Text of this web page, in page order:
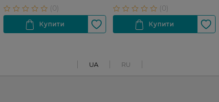
UA RU